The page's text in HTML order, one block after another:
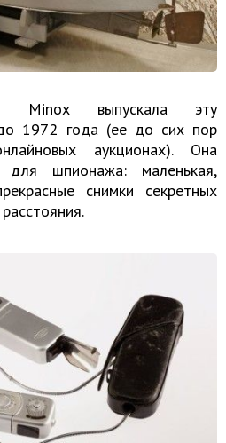
Minox выпускала эту
1972 года (ее до сих пор
аукционах). Она
для шпионажа: маленькая,
снимки секретных